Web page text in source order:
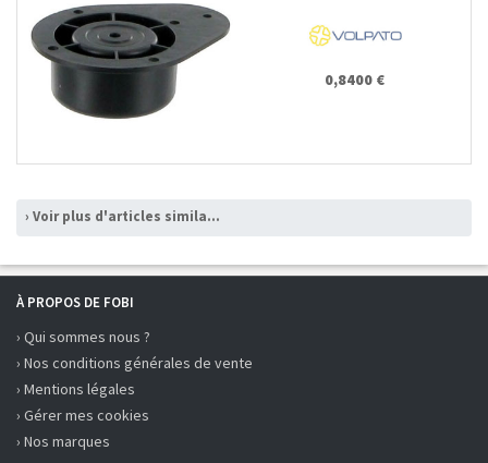
0,8400 €
› Voir plus d'articles similaires
À PROPOS DE FOBI
› Qui sommes nous ?
› Nos conditions générales de vente
› Mentions légales
› Gérer mes cookies
› Nos marques